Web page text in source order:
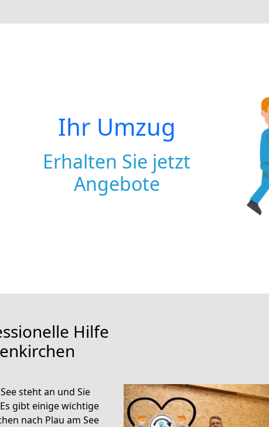
Ihr Umzug
Erhalten Sie jetzt
Angebote
Hilfe
steht an und Sie
gibt einige wichtige
nach Plau am See